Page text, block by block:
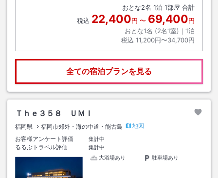
おとな2名 1泊 1部屋 合計
税込 22,400円 〜 69,400円
おとな1名 (2名1室)｜ 1泊
税込 11,200円〜34,700円
全ての宿泊プランを見る
Ｔｈｅ３５８ ＵＭＩ
福岡県 福岡市郊外・海の中道・能古島
地図
お客様アンケート評価
集計中
るるぶトラベル評価
集計中
大浴場あり
駐車場あり